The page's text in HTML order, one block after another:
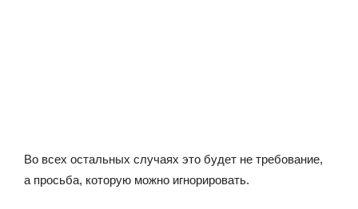
Во всех остальных случаях это будет не требование,
а просьба, которую можно игнорировать.